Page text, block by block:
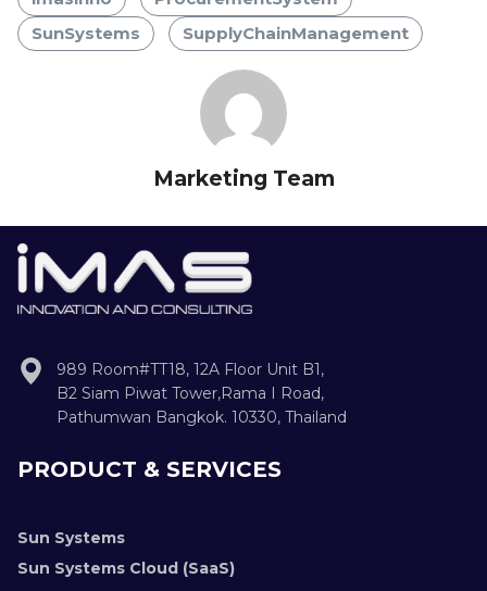
SunSystems
SupplyChainManagement
Marketing Team
989 Room#TT18, 12A Floor Unit B1,
B2 Siam Piwat Tower,Rama I Road,
Pathumwan Bangkok. 10330, Thailand
PRODUCT & SERVICES
Sun Systems
Sun Systems Cloud (SaaS)